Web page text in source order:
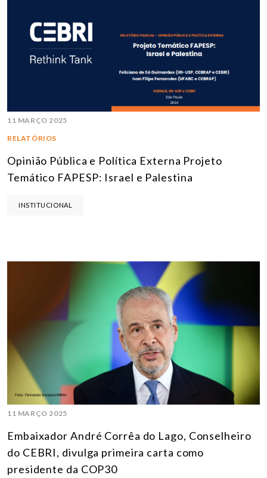
11 MARÇO 2025
RELATÓRIOS
Opinião Pública e Política Externa Projeto
Temático FAPESP: Israel e Palestina
INSTITUCIONAL
11 MARÇO 2025
Embaixador André Corrêa do Lago, Conselheiro
do CEBRI, divulga primeira carta como
presidente da COP30